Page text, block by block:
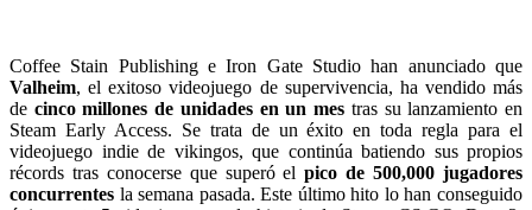
Coffee Stain Publishing e Iron Gate Studio han anunciado que
Valheim, el exitoso videojuego de supervivencia, ha vendido más
de cinco millones de unidades en un mes tras su lanzamiento en
Steam Early Access. Se trata de un éxito en toda regla para el
videojuego indie de vikingos, que continúa batiendo sus propios
récords tras conocerse que superó elpico de 500,000 jugadores
concurrentes la semana pasada. Este último hito lo han conseguido